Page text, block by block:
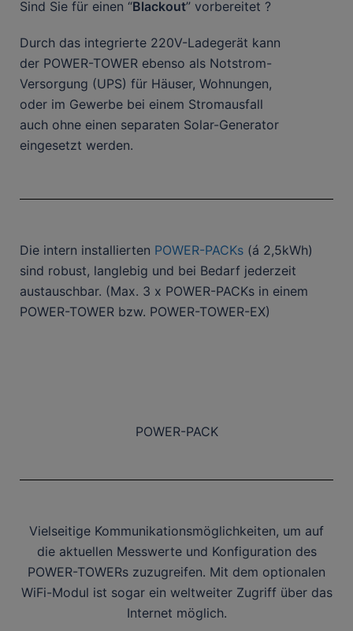
Sind Sie für einen “Blackout” vorbereitet ?
Durch das integrierte 220V-Ladegerät kann
der POWER-TOWER ebenso als Notstrom-
Versorgung (UPS) für Häuser, Wohnungen,
oder im Gewerbe bei einem Stromausfall
auch ohne einen separaten Solar-Generator
eingesetzt werden.
Die intern installierten POWER-PACKs (á 2,5kWh)
sind robust, langlebig und bei Bedarf jederzeit
austauschbar. (Max. 3 x POWER-PACKs in einem
POWER-TOWER bzw. POWER-TOWER-EX)
POWER-PACK
Vielseitige Kommunikationsmöglichkeiten, um auf
die aktuellen Messwerte und Konfiguration des
POWER-TOWERs zuzugreifen. Mit dem optionalen
WiFi-Modul ist sogar ein weltweiter Zugriff über das
Internet möglich.